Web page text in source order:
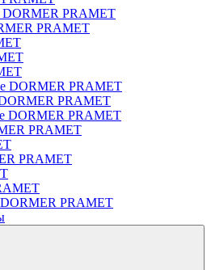
DORMER PRAMET
PRAMET
DORMER PRAMET
PRAMET
DORMER PRAMET
PRAMET
PRAMET
PRAMET